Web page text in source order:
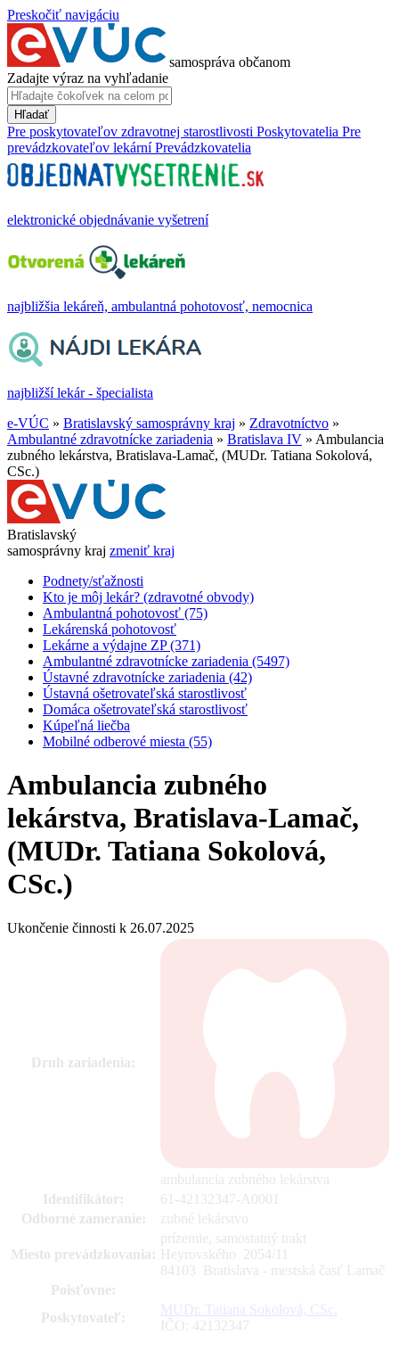
Preskočiť navigáciu
samospráva občanom
Zadajte výraz na vyhľadanie
Hľadať
Pre poskytovateľov zdravotnej starostlivosti Poskytovatelia Pre
prevádzkovateľov lekární Prevádzkovatelia
elektronické objednávanie vyšetrení
najbližšia lekáreň, ambulantná pohotovosť, nemocnica
najbližší lekár - špecialista
e-VÚC » Bratislavský samosprávny kraj » Zdravotníctvo »
Ambulantné zdravotnícke zariadenia » Bratislava IV » Ambulancia
zubného lekárstva, Bratislava-Lamač, (MUDr. Tatiana Sokolová,
CSc.)
Bratislavský
samosprávny kraj zmeniť kraj
Podnety/sťažnosti
Kto je môj lekár? (zdravotné obvody)
Ambulantná pohotovosť (75)
Lekárenská pohotovosť
Lekárne a výdajne ZP (371)
Ambulantné zdravotnícke zariadenia (5497)
Ústavné zdravotnícke zariadenia (42)
Ústavná ošetrovateľská starostlivosť
Domáca ošetrovateľská starostlivosť
Kúpeľná liečba
Mobilné odberové miesta (55)
Ambulancia zubného
lekárstva, Bratislava-Lamač,
(MUDr. Tatiana Sokolová,
CSc.)
Ukončenie činnosti k 26.07.2025
Druh zariadenia:
ambulancia zubného lekárstva
Identifikátor:
61-42132347-A0001
Odborné zameranie:
zubné lekárstvo
Miesto prevádzkovania:
prízemie, samostatný trakt
Heyrovského 2054
84103 Bratislava - mestská časť Lamač
Poisťovne:
Poskytovateľ:
MUDr. Tatiana Sokolová, CSc.
IČO: 42132347